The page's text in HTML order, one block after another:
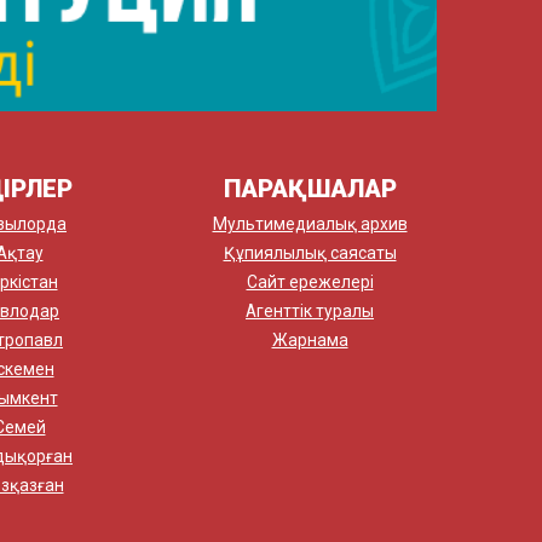
ПАРАҚШАЛАР
Мультимедиалық архив
Құпиялылық саясаты
Сайт ережелері
Агенттік туралы
Жарнама